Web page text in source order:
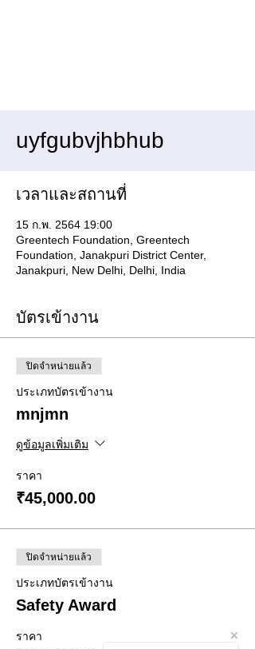
uyfgubvjhbhub
เวลาและสถานที่
15 ก.พ. 2564 19:00
Greentech Foundation, Greentech
Foundation, Janakpuri District Center,
Janakpuri, New Delhi, Delhi, India
บัตรเข้างาน
ปิดจำหน่ายแล้ว
ประเภทบัตรเข้างาน
mnjmn
ดูข้อมูลเพิ่มเติม
ราคา
₹45,000.00
ปิดจำหน่ายแล้ว
ประเภทบัตรเข้างาน
Safety Award
ราคา